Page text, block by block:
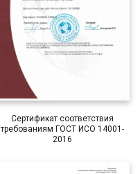
Сертификат соответствия
требованиям ГОСТ ИСО 14001-
2016